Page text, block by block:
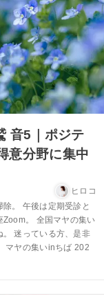
音5｜ポジテ
意分野に集中
ヒロコ
。 午後は定期受診と
Zoom。 全国マヤの集い
。 迷っている方、是非
マヤの集いinちば 202